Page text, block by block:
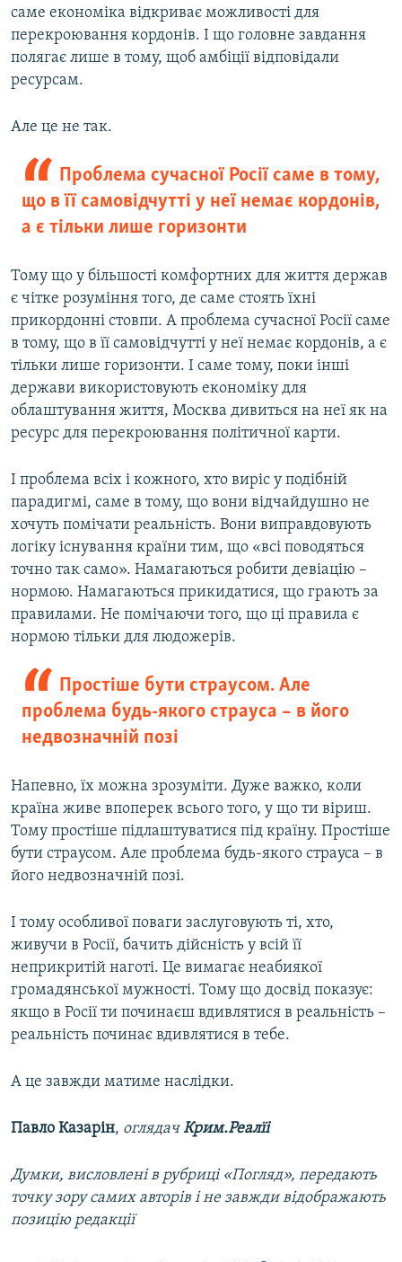
саме економіка відкриває можливості для
перекроювання кордонів. І що головне завдання
полягає лише в тому, щоб амбіції відповідали
ресурсам.
Але це не так.
Проблема сучасної Росії саме в тому,
що в її самовідчутті у неї немає кордонів,
а є тільки лише горизонти
Тому що у більшості комфортних для життя держав
є чітке розуміння того, де саме стоять їхні
прикордонні стовпи. А проблема сучасної Росії саме
в тому, що в її самовідчутті у неї немає кордонів, а є
тільки лише горизонти. І саме тому, поки інші
держави використовують економіку для
облаштування життя, Москва дивиться на неї як на
ресурс для перекроювання політичної карти.
І проблема всіх і кожного, хто виріс у подібній
парадигмі, саме в тому, що вони відчайдушно не
хочуть помічати реальність. Вони виправдовують
логіку існування країни тим, що «всі поводяться
точно так само». Намагаються робити девіацію –
нормою. Намагаються прикидатися, що грають за
правилами. Не помічаючи того, що ці правила є
нормою тільки для людожерів.
Простіше бути страусом. Але
проблема будь-якого страуса – в його
недвозначній позі
Напевно, їх можна зрозуміти. Дуже важко, коли
країна живе впоперек всього того, у що ти віриш.
Тому простіше підлаштуватися під країну. Простіше
бути страусом. Але проблема будь-якого страуса – в
його недвозначній позі.
І тому особливої поваги заслуговують ті, хто,
живучи в Росії, бачить дійсність у всій її
неприкритій наготі. Це вимагає неабиякої
громадянської мужності. Тому що досвід показує:
якщо в Росії ти починаєш вдивлятися в реальність –
реальність починає вдивлятися в тебе.
А це завжди матиме наслідки.
Павло Казарін, оглядачКрим.Реалїі
Думки, висловлені в рубриці «Погляд», передають
точку зору самих авторів і не завжди відображають
позицію редакції